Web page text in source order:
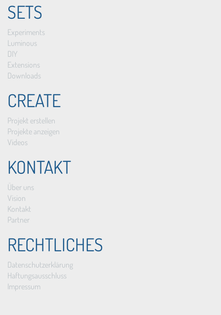
SETS
Experiments
Luminous
DIY
Extensions
Downloads
CREATE
Projekt erstellen
Projekte anzeigen
Videos
KONTAKT
Über uns
Vision
Kontakt
Partner
RECHTLICHES
Datenschutzerklärung
Haftungsausschluss
Impressum